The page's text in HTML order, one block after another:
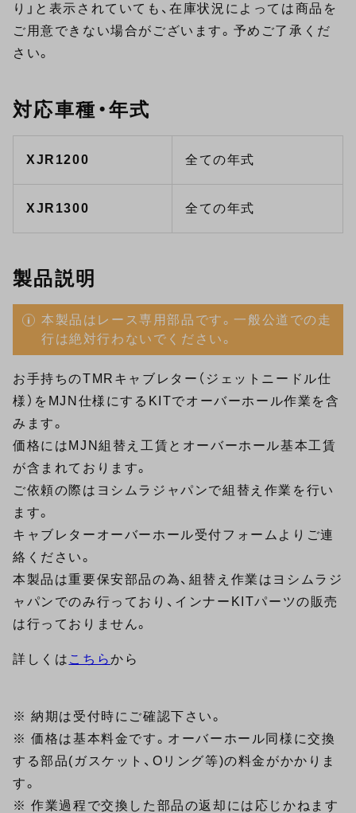
り」と表示されていても、在庫状況によっては商品を
ご用意できない場合がございます。予めご了承くだ
さい。
対応車種・年式
XJR1200 全ての年式
XJR1300 全ての年式
製品説明
本製品はレース専用部品です。一般公道での走
行は絶対行わないでください。
お手持ちのTMRキャブレター（ジェットニードル仕
様）をMJN仕様にするKITでオーバーホール作業を含
みます。
価格にはMJN組替え工賃とオーバーホール基本工賃
が含まれております。
ご依頼の際はヨシムラジャパンで組替え作業を行い
ます。
キャブレターオーバーホール受付フォームよりご連
絡ください。
本製品は重要保安部品の為、組替え作業はヨシムラジ
ャパンでのみ行っており、インナーKITパーツの販売
は行っておりません。
詳しくは こちらから
※ 納期は受付時にご確認下さい。
※ 価格は基本料金です。オーバーホール同様に交換
する部品(ガスケット、Oリング等)の料金がかかりま
す。
※ 作業過程で交換した部品の返却には応じかねます